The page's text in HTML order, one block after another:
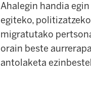
Ahalegin handia
egiteko,
migratutako
orain beste
antolaketa